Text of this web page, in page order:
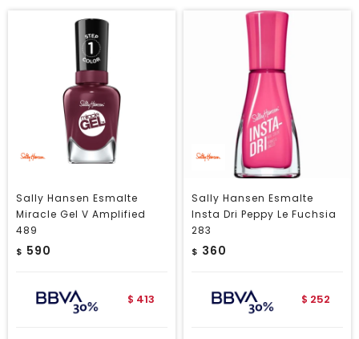
Sally Hansen Esmalte
Miracle Gel V Amplified
489
$ 590
$ 413
Sally Hansen Esmalte
Insta Dri Peppy Le Fuchsia
283
$ 360
$ 252